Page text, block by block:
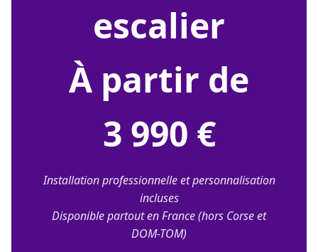
escalier
À partir de
3 990 €
Installation professionnelle et personnalisation
incluses
Disponible partout en France (hors Corse et
DOM-TOM)